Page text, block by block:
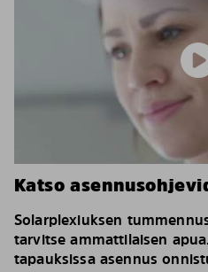
Katso
Solarplexiuksen
tarvitse ammattilaisen
tapauksissa asennus